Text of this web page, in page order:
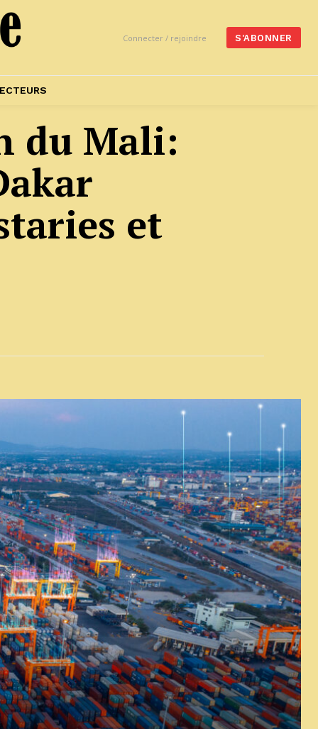
Connecter / rejoindre S'ABONNER
du Mali:
et